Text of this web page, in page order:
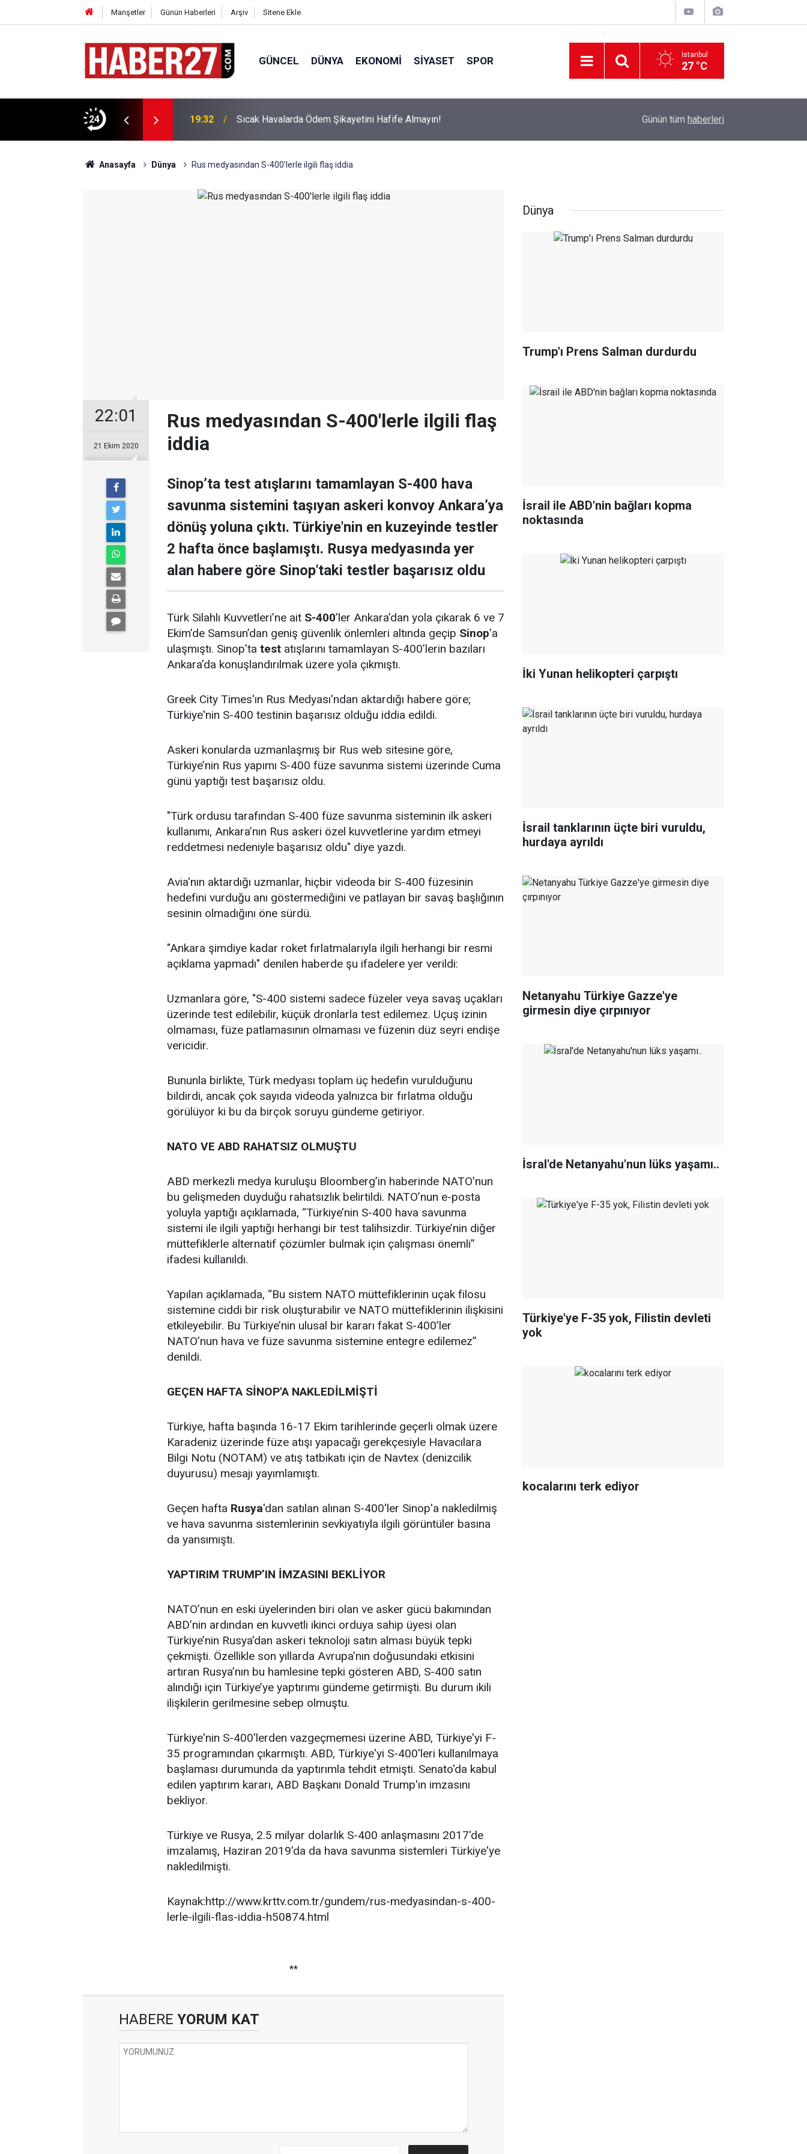
Manşetler Günün Haberleri Arşiv Sitene Ekle
GÜNCEL DÜNYA EKONOMI SIYASET SPOR İstanbul
27 °C
24 19:32 Sıcak Havalarda Ödem Şikayetini Hafife Almayın! İzmir 112’de Kan Donduran İddialar!
Günün tüm haberleri
Anasayfa Dünya Rus medyasından S-400'lerle ilgili flaş iddia
22:01
21 Ekim 2020
Rus medyasından S-400'lerle ilgili flaş
iddia
Sinop’ta test atışlarını tamamlayan S-400 hava
savunma sistemini taşıyan askeri konvoy Ankara’ya
dönüş yoluna çıktı. Türkiye'nin en kuzeyinde testler
2 hafta önce başlamıştı. Rusya medyasında yer
alan habere göre Sinop'taki testler başarısız oldu
Türk Silahlı Kuvvetleri’ne ait S-400’ler Ankara’dan yola çıkarak 6 ve 7
Ekim’de Samsun’dan geniş güvenlik önlemleri altında geçip Sinop’a
ulaşmıştı. Sinop’ta test atışlarını tamamlayan S-400’lerin bazıları
Ankara’da konuşlandırılmak üzere yola çıkmıştı.
Greek City Times'ın Rus Medyası'ndan aktardığı habere göre;
Türkiye'nin S-400 testinin başarısız olduğu iddia edildi.
Askeri konularda uzmanlaşmış bir Rus web sitesine göre,
Türkiye’nin Rus yapımı S-400 füze savunma sistemi üzerinde Cuma
günü yaptığı test başarısız oldu.
"Türk ordusu tarafından S-400 füze savunma sisteminin ilk askeri
kullanımı, Ankara’nın Rus askeri özel kuvvetlerine yardım etmeyi
reddetmesi nedeniyle başarısız oldu" diye yazdı.
Avia'nın aktardığı uzmanlar, hiçbir videoda bir S-400 füzesinin
hedefini vurduğu anı göstermediğini ve patlayan bir savaş başlığının
sesinin olmadığını öne sürdü.
"Ankara şimdiye kadar roket fırlatmalarıyla ilgili herhangi bir resmi
açıklama yapmadı" denilen haberde şu ifadelere yer verildi:
Uzmanlara göre, "S-400 sistemi sadece füzeler veya savaş uçakları
üzerinde test edilebilir, küçük dronlarla test edilemez. Uçuş izinin
olmaması, füze patlamasının olmaması ve füzenin düz seyri endişe
vericidir.
Bununla birlikte, Türk medyası toplam üç hedefin vurulduğunu
bildirdi, ancak çok sayıda videoda yalnızca bir fırlatma olduğu
görülüyor ki bu da birçok soruyu gündeme getiriyor.
NATO VEABD RAHATSIZ OLMUŞTU
ABD merkezli medya kuruluşu Bloomberg’in haberinde NATO’nun
bu gelişmeden duyduğu rahatsızlık belirtildi. NATO’nun e-posta
yoluyla yaptığı açıklamada, “Türkiye’nin S-400 hava savunma
sistemi ile ilgili yaptığı herhangi bir test talihsizdir. Türkiye’nin diğer
müttefiklerle alternatif çözümler bulmak için çalışması önemli”
ifadesi kullanıldı.
Yapılan açıklamada, “Bu sistem NATO müttefiklerinin uçak filosu
sistemine ciddi bir risk oluşturabilir ve NATO müttefiklerinin ilişkisini
etkileyebilir. Bu Türkiye’nin ulusal bir kararı fakat S-400’ler
NATO’nun hava ve füze savunma sistemine entegre edilemez”
denildi.
GEÇEN HAFTA SİNOP'A NAKLEDİLMİŞTİ
Türkiye, hafta başında 16-17 Ekim tarihlerinde geçerli olmak üzere
Karadeniz üzerinde füze atışı yapacağı gerekçesiyle Havacılara
Bilgi Notu (NOTAM) ve atış tatbikatı için de Navtex (denizcilik
duyurusu) mesajı yayımlamıştı.
Geçen hafta Rusya'dan satılan alınan S-400'ler Sinop'a nakledilmiş
ve hava savunma sistemlerinin sevkiyatıyla ilgili görüntüler basına
da yansımıştı.
YAPTIRIM TRUMP’IN İMZASINI BEKLİYOR
NATO’nun en eski üyelerinden biri olan ve asker gücü bakımından
ABD’nin ardından en kuvvetli ikinci orduya sahip üyesi olan
Türkiye’nin Rusya’dan askeri teknoloji satın alması büyük tepki
çekmişti. Özellikle son yıllarda Avrupa’nın doğusundaki etkisini
artıran Rusya’nın bu hamlesine tepki gösteren ABD, S-400 satın
alındığı için Türkiye’ye yaptırımı gündeme getirmişti. Bu durum ikili
ilişkilerin gerilmesine sebep olmuştu.
Türkiye'nin S-400'lerden vazgeçmemesi üzerine ABD, Türkiye'yi F-
35 programından çıkarmıştı. ABD, Türkiye'yi S-400'leri kullanılmaya
başlaması durumunda da yaptırımla tehdit etmişti. Senato'da kabul
edilen yaptırım kararı, ABD Başkanı Donald Trump'ın imzasını
bekliyor.
Türkiye ve Rusya, 2.5 milyar dolarlık S-400 anlaşmasını 2017'de
imzalamış, Haziran 2019'da da hava savunma sistemleri Türkiye'ye
nakledilmişti.
Kaynak:http://www.krttv.com.tr/gundem/rus-medyasindan-s-400-
lerle-ilgili-flas-iddia-h50874.html
**
HABERE YORUM KAT
Dünya
Trump'ı Prens Salman durdurdu
İsrail ile ABD'nin bağları kopma
noktasında
İki Yunan helikopteri çarpıştı
İsrail tanklarının üçte biri vuruldu,
hurdaya ayrıldı
Netanyahu Türkiye Gazze'ye
girmesin diye çırpınıyor
İsral'de Netanyahu'nun lüks yaşamı..
Türkiye'ye F-35 yok, Filistin devleti
yok
kocalarını terk ediyor